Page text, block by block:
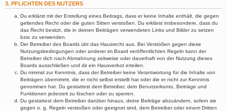
3. PFLICHTEN DES NUTZERS
Du erklärst mit der Erstellung eines Beitrags, dass er keine Inhalte enthält, die gegen
geltendes Recht oder die guten Sitten verstoßen. Du erklärst insbesondere, dass du
das Recht besitzt, die in deinen Beiträgen verwendeten Links und Bilder zu setzen
bzw. zu verwenden.
Der Betreiber des Boards übt das Hausrecht aus. Bei Verstößen gegen diese
Nutzungsbedingungen oder anderer im Board veröffentlichten Regeln kann der
Betreiber dich nach Abmahnung zeitweise oder dauerhaft von der Nutzung dieses
Boards ausschließen und dir ein Hausverbot erteilen.
Du nimmst zur Kenntnis, dass der Betreiber keine Verantwortung für die Inhalte von
Beiträgen übernimmt, die er nicht selbst erstellt hat oder die er nicht zur Kenntnis
genommen hat. Du gestattest dem Betreiber, dein Benutzerkonto, Beiträge und
Funktionen jederzeit zu löschen oder zu sperren.
Du gestattest dem Betreiber darüber hinaus, deine Beiträge abzuändern, sofern sie
gegen o. g. Regeln verstoßen oder geeignet sind, dem Betreiber oder einem Dritten